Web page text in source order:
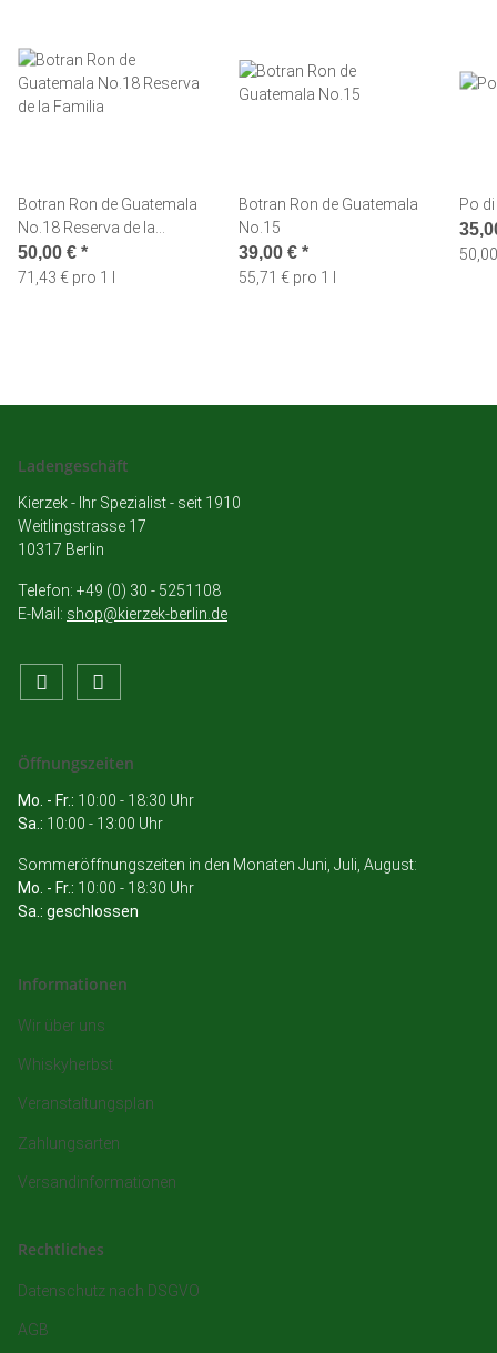
Botran Ron de Guatemala
No.18 Reserva de la
Familia
50,00 € *
71,43 € pro 1 l
Botran Ron de Guatemala
No.15
39,00 € *
55,71 € pro 1 l
Po
Ladengeschäft
Kierzek - Ihr Spezialist - seit 1910
Weitlingstrasse 17
10317 Berlin
Telefon: +49 (0) 30 - 5251108
E-Mail: shop@kierzek-berlin.de
Öffnungszeiten
Mo. - Fr.: 10:00 - 18:30 Uhr
Sa.: 10:00 - 13:00 Uhr
Sommeröffnungszeiten in den Monaten Juni, Juli, August:
Mo. - Fr.: 10:00 - 18:30 Uhr
Sa.: geschlossen
Informationen
Wir über uns
Whiskyherbst
Veranstaltungsplan
Zahlungsarten
Versandinformationen
Rechtliches
Datenschutz nach DSGVO
AGB